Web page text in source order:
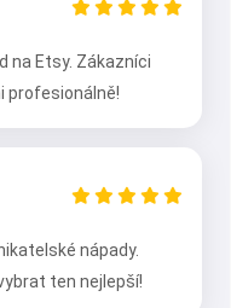
na Etsy. Zákazníci
profesionálně!
nápady.
ten nejlepší!